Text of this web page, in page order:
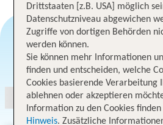
Drittstaaten [z.B. USA] möglich
Datenschutzniveau abgewichen
Zugriffe von dortigen Behörden
werden können.
Sie können mehr Informationen
finden und entscheiden, welche
Cookies basierende Verarbeitung
ablehnen oder akzeptieren
Information zu den Cookies finden
Hinweis. Zusätzliche